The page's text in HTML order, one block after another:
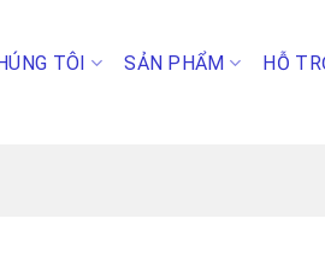
TÔI SẢN PHẨM HỖ